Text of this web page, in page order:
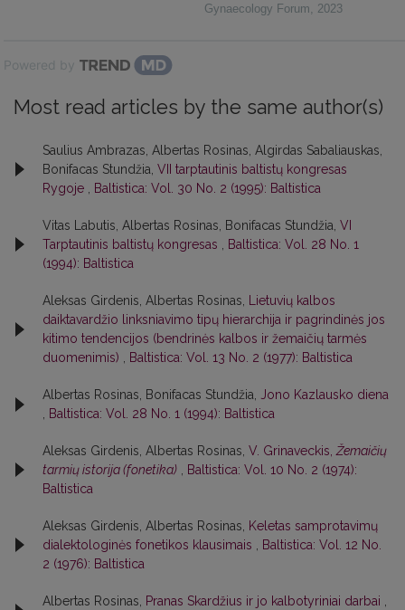
Gynaecology Forum
2023
Powered by
Most read articles by the same author(s)
Saulius Ambrazas, Albertas Rosinas, Algirdas Sabaliauskas,
Bonifacas Stundžia, VII tarptautinis baltistų kongresas
Rygoje
Baltistica: Vol. 30 No. 2 (1995): Baltistica
Vitas Labutis, Albertas Rosinas, Bonifacas Stundžia, VI
Tarptautinis baltistų kongresas
Baltistica: Vol. 28 No. 1
(1994): Baltistica
Aleksas Girdenis, Albertas Rosinas, Lietuvių kalbos
daiktavardžio linksniavimo tipų hierarchija ir pagrindinės jos
kitimo tendencijos (bendrinės kalbos ir žemaičių tarmės
duomenimis)
Baltistica: Vol. 13 No. 2 (1977): Baltistica
Albertas Rosinas, Bonifacas Stundžia,
Jono Kazlausko diena
Baltistica: Vol. 28 No. 1 (1994): Baltistica
Aleksas Girdenis, Albertas Rosinas, V. Grinaveckis, Žemaičių
tarmių istorija (fonetika)
Baltistica: Vol. 10 No. 2 (1974):
Baltistica
Aleksas Girdenis, Albertas Rosinas, Keletas samprotavimų
dialektologinės fonetikos klausimais
Baltistica: Vol. 12 No.
2 (1976): Baltistica
Albertas Rosinas, Pranas Skardžius ir jo kalbotyriniai darbai